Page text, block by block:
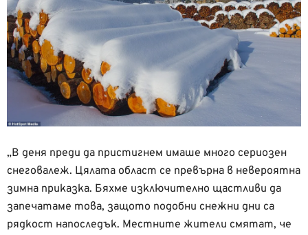
„В деня преди да пристигнем имаше много сериозен
снеговалеж. Цялата област се превърна в невероятна
зимна приказка. Бяхме изключително щастливи да
запечатаме това, защото подобни снежни дни са
рядкост напоследък. Местните жители смятат, че